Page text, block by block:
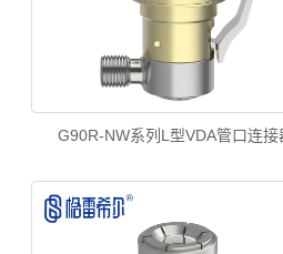
G90R-NW系列L型VDA管口连接